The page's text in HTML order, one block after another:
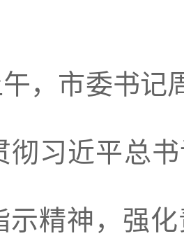
，市委书记
彻习近平总
示精神，强